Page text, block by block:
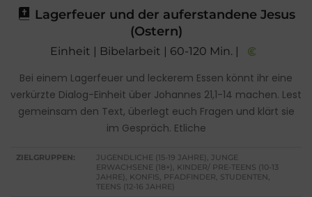
Lagerfeuer und der auferstandene Jesus
(Ostern)
Einheit | Bibelarbeit | 60-120 Min. |
Bei einem Lagerfeuer und leckerem Essen könnt ihr eine
verkürzte Dialog-Einheit über Johannes 21,1-14 machen. Lest
gemeinsam den Text, überlegt euch Fragen und klärt sie
im Gespräch. Etliche
ZIELGRUPPEN:
JUGENDLICHE (15-19 JAHRE), JUNGE
ERWACHSENE (18+), KINDER/ PRE-TEENS (10-13
JAHRE), KONFIS, PFADFINDER, STUDENTEN,
TEENS (12-16 JAHRE)